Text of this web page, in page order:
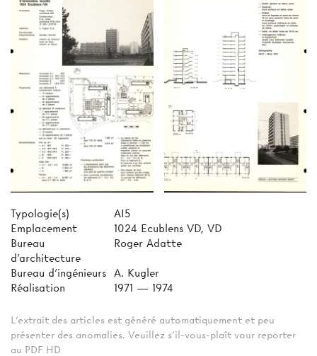
Typologie(s)
AI5
Emplacement
1024 Ecublens VD, VD
Bureau
d'architecture
Roger Adatte
Bureau d'ingénieurs
A. Kugler
Réalisation
1971 — 1974
L'extrait des articles est généré automatiquement et peu
présenter des anomalies. Veuillez s'il-vous-plaît vour reporter
au PDF HD